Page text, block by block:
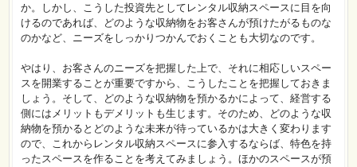
か。しかし、こうした投資先としてレンタル収納スペースに目を向
けるのであれば、どのような収納物をお客さんが預けたがるものな
のかなど、ニーズをしっかりつかんでおくことも大切なのです。
やはり、お客さんのニーズを把握した上で、それに相応しいスペー
スを開業することが重要ですから、こうしたことを把握しておきま
しょう。そして、どのような収納物を預かるかによって、経営する
側にはメリットもデメリットも生じます。そのため、どのような収
納物を預かるとどのような未来が待っているかは大きく変わります
ので、これからレンタル収納スペースに参入するならば、特色を持
ったスペースを作ることを考えてみましょう。ほかのスペースが預